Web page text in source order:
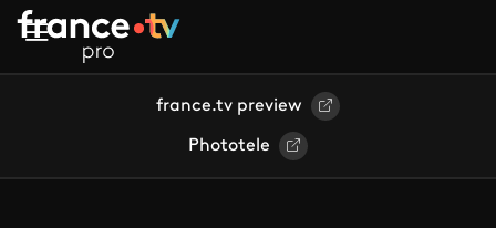
Aller au contenu principal
france.tv preview
Phototele